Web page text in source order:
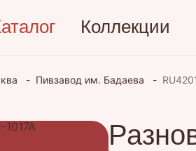
Коллекции
Пивзавод им. Бадаева